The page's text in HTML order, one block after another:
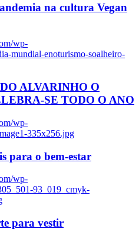
na cultura Vegan
wp-
mundial-enoturismo-soalheiro-
ALVARINHO O
SE TODO O ANO
wp-
335x256.jpg
para o bem-estar
wp-
93_019_cmyk-
para vestir